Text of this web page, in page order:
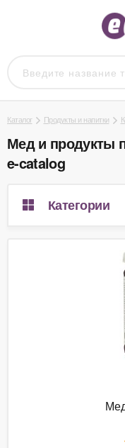
Каталог Продукты и напитки
Мед и продукты
e-catalog
Категории